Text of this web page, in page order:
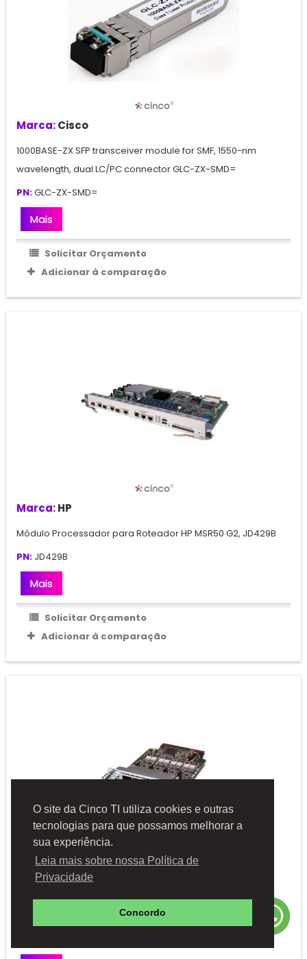
O site da Cinco TI utiliza cookies e outras
tecnologias para que possamos melhorar a
sua experiência.
Leia mais sobre nossa Política de
Privacidade
Concordo
Marca:Cisco
1000BASE-ZX SFP transceiver module for SMF, 1550-nm
wavelength, dual LC/PC connector GLC-ZX-SMD=
PN:GLC-ZX-SMD=
Mais
Solicitar Orçamento
Adicionar à comparação
Marca:HP
Módulo Processador para Roteador HP MSR50 G2, JD429B
PN: JD429B
Mais
Solicitar Orçamento
Adicionar à comparação
Marca:Cisco
Módulo de Rede Voz/Fax Cisco, 4 portas RJ-45, Wired,